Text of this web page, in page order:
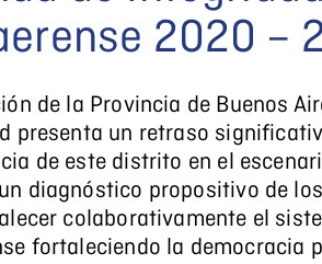
2020 –
de la Provincia de Buenos
presenta un retraso
de este distrito en el
diagnóstico propositivo de
colaborativamente el
fortaleciendo la democracia